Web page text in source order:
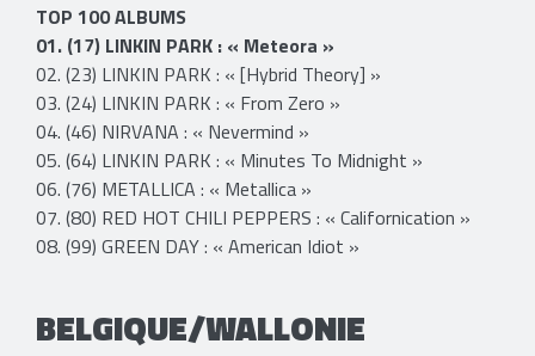
TOP 100 ALBUMS
01. (17) LINKIN PARK : « Meteora »
​​02. (23) LINKIN PARK : « [Hybrid Theory] »
03. (24) LINKIN PARK : « From Zero »
04. (46) NIRVANA : « Nevermind »
05. (64) LINKIN PARK : « Minutes To Midnight »
06. (76) METALLICA : « Metallica »
07. (80) RED HOT CHILI PEPPERS : « Californication »
08. (99) GREEN DAY : « American Idiot »
BELGIQUE/WALLONIE